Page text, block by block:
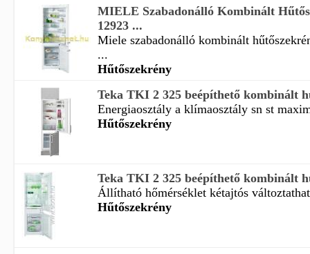
MIELE Szabadonálló Kombinált
12923 ...
Miele szabadonálló kombinált
...
Hűtőszekrény
Teka TKI 2 325 beépíthető kombinált
Energiaosztály a klímaosztály sn st
Hűtőszekrény
Teka TKI 2 325 beépíthető kombinált
Állítható hőmérséklet kétajtós
Hűtőszekrény